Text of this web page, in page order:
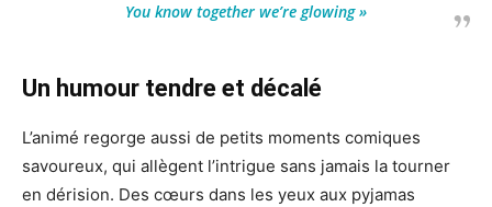
You know together we’re glowing »
Un humour tendre et décalé
L’animé regorge aussi de petits moments comiques
savoureux, qui allègent l’intrigue sans jamais la tourner
en dérision. Des cœurs dans les yeux aux pyjamas